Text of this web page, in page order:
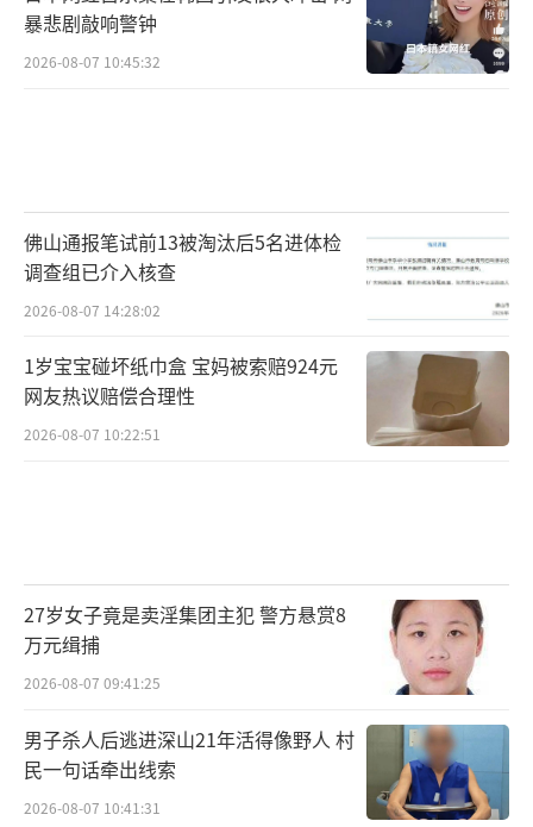
暴悲剧敲响警钟
2026-08-07 10:45:32
佛山通报笔试前13被淘汰后5名进体检
调查组已介入核查
2026-08-07 14:28:02
1岁宝宝碰坏纸巾盒 宝妈被索赔924元
网友热议赔偿合理性
2026-08-07 10:22:51
27岁女子竟是卖淫集团主犯 警方悬赏8
万元缉捕
2026-08-07 09:41:25
男子杀人后逃进深山21年活得像野人 村
民一句话牵出线索
2026-08-07 10:41:31